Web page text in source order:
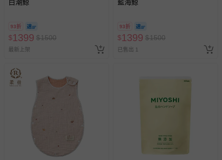
白潮鯨
93折
$1399 $1500
最新上架
藍海鯨
93折
$1399 $1500
已售出 1